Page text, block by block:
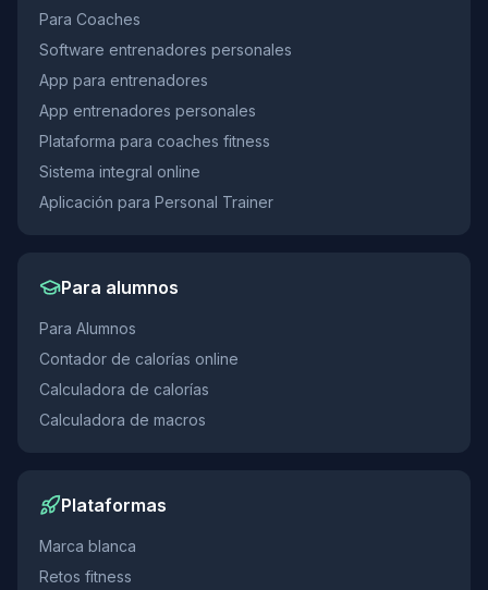
Para Coaches
Software entrenadores personales
App para entrenadores
App entrenadores personales
Plataforma para coaches fitness
Sistema integral online
Aplicación para Personal Trainer
Para alumnos
Para Alumnos
Contador de calorías online
Calculadora de calorías
Calculadora de macros
Plataformas
Marca blanca
Retos fitness